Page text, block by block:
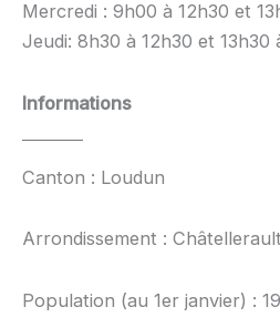
Mercredi : 9h00 à 12h30 et
Jeudi: 8h30 à 12h30 et 13h30
Informations
Canton : Loudun
Arrondissement : Châtellerault
Population (au 1er janvier) :